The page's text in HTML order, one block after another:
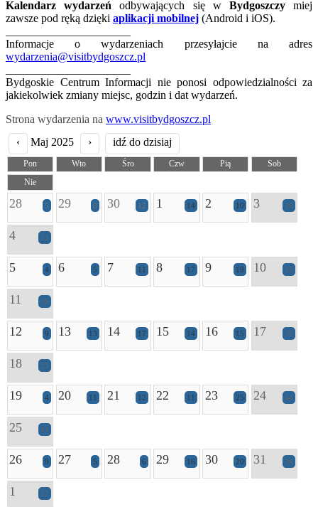
Kalendarz wydarzeń odbywających się w Bydgoszczymiej
zawsze pod ręką dzięki aplikacji mobilnej (Android i iOS).
Informacje o wydarzeniach przesyłajcie na adres
wydarzenia@visitbydgoszcz.pl
Bydgoskie Centrum Informacji nie ponosi odpowiedzialności za
jakiekolwiek zmiany miejsc, godzin i dat wydarzeń.
Strona wydarzenia na www.visitbydgoszcz.pl
‹
Maj 2025 › idź do dzisiaj
Pon Wto Śro Czw Pią
Sob
Nie
28 5 29 8 30 12 1 14 2 10 3 18
4 13
5 4 6 5 7 11 8 17 9 19 10 33
11 26
12 9 13 13 14 17 15 14 16 15 17 30
18 23
19 4 20 11 21 12 22 11 23 25 24 44
25 34
26 9 27 5 28 6 29 16 30 20 31 34
1 27